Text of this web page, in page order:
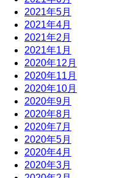
2021年5月
2021年4月
2021年2月
2021年1月
2020年12月
2020年11月
2020年10月
2020年9月
2020年8月
2020年7月
2020年5月
2020年4月
2020年3月